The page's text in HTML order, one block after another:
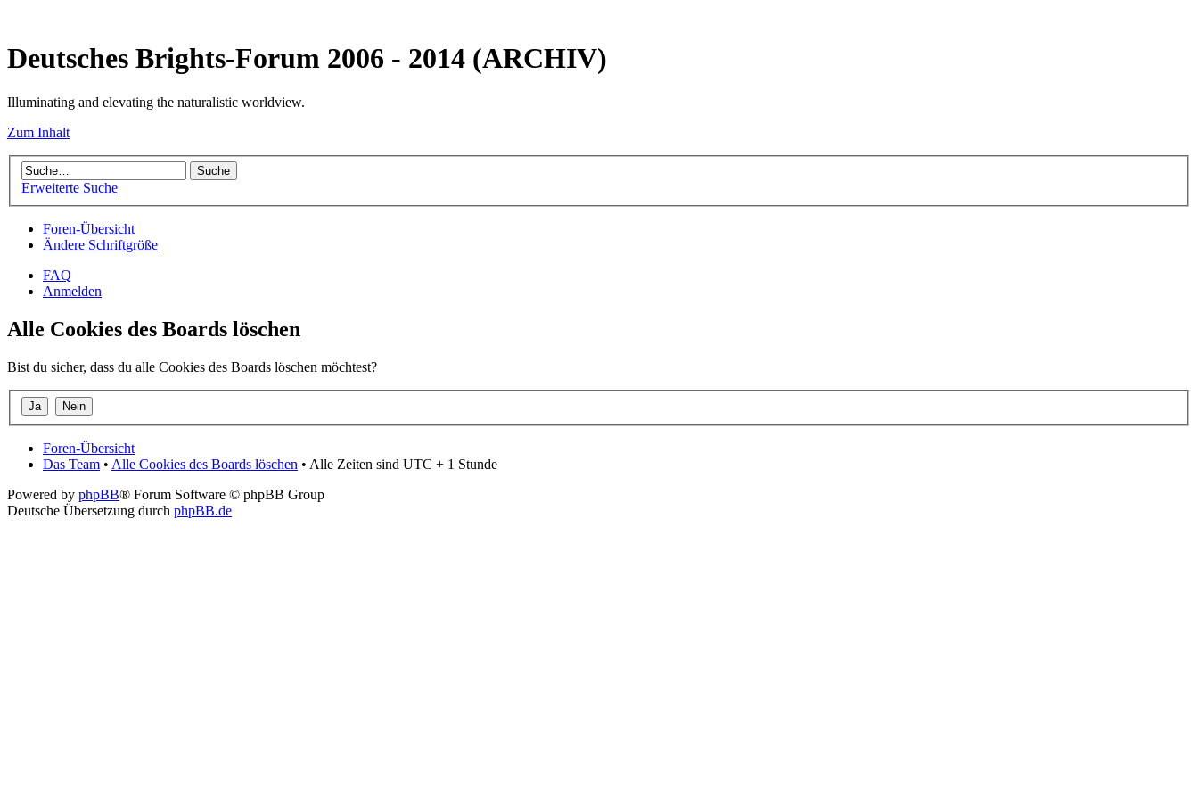
Deutsches Brights-Forum 2006 - 2014 (ARCHIV)
Illuminating and elevating the naturalistic worldview.
Zum Inhalt
Erweiterte Suche
Foren-Übersicht
Ändere Schriftgröße
FAQ
Anmelden
Alle Cookies des Boards löschen
Bist du sicher, dass du alle Cookies des Boards löschen möchtest?
Foren-Übersicht
Das Team • Alle Cookies des Boards löschen • Alle Zeiten sind UTC + 1 Stunde
Powered by phpBB® Forum Software © phpBB Group
Deutsche Übersetzung durch phpBB.de